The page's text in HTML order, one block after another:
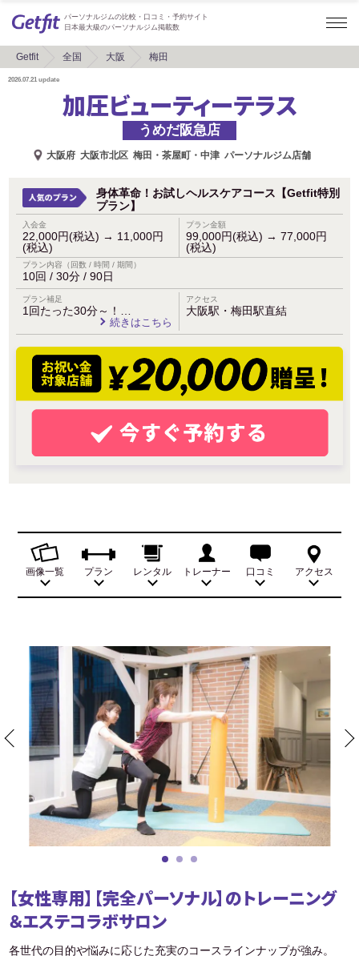
パーソナルジムの比較・口コミ・予約サイト
日本最大級のパーソナルジム掲載数
Getfit 全国 大阪 梅田
2026.07.21update
加圧ビューティーテラス
うめだ阪急店
大阪府 大阪市北区 梅田・茶屋町・中津 パーソナルジム店舗
身体革命！お試しヘルスケアコース【Getfit特別
プラン】
入会金
22,000円(税込) → 11,000円
(税込)
プラン金額
99,000円(税込) → 77,000円
(税込)
プラン内容（回数 / 時間 / 期間）
10回 / 30分 / 90日
プラン補足
1回たった30分～！…
続きはこちら
アクセス
大阪駅・梅田駅直結
画像一覧 プラン レンタル トレーナー 口コミ アクセス
【女性専用】【完全パーソナル】のトレーニング
＆エステコラボサロン
各世代の目的や悩みに応じた充実のコースラインナップが強み。